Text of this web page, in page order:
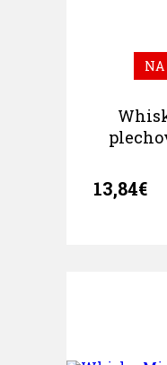
NA
13,84€